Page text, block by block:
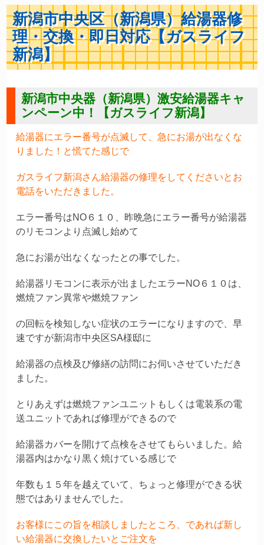
新潟市中央区（新潟県）給湯器修
理・交換・即日対応【ガスライフ
新潟】
新潟市中央器（新潟県）激安給湯器キャ
ンペーン中！【ガスライフ新潟】
給湯器にエラー番号が点滅して、急にお湯が出なくな
りました！と慌てた感じで
ガスライフ新潟さん給湯器の修理をしてくださいとお
電話をいただきました。
エラー番号はNO６１０、昨晩急にエラー番号が給湯器
のリモコンより点滅し始めて
急にお湯が出なくなったとの事でした。
給湯器リモコンに表示が出ましたエラーNO６１０は、
燃焼ファン異常や燃焼ファン
の回転を検知しない症状のエラーになりますので、早
速ですが新潟市中央区SA様邸に
給湯器の点検及び修繕の訪問にお伺いさせていただき
ました。
とりあえずは燃焼ファンユニットもしくは電装系の電
送ユニットであれば修理ができるので
給湯器カバーを開けて点検をさせてもらいました。給
湯器内はかなり黒く焼けている感じで
年数も１５年を越えていて、ちょっと修理ができる状
態ではありませんでした。
お客様にこの旨を相談しましたところ、であれば新し
い給湯器に交換したいとご注文を